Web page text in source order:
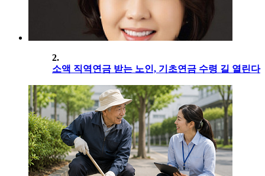
2.
소액 직역연금 받는 노인, 기초연금 수령 길 열린다